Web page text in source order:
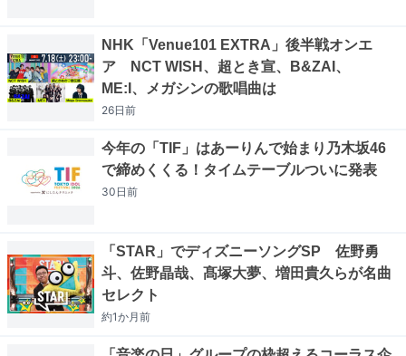
NHK「Venue101 EXTRA」後半戦オンエ
ア NCT WISH、超とき宣、B&ZAI、
ME:I、メガシンの歌唱曲は
26日前
今年の「TIF」はあーりんで始まり乃木坂46
で締めくくる！タイムテーブルついに発表
30日前
「STAR」でディズニーソングSP 佐野勇
斗、佐野晶哉、髙塚大夢、増田貴久らが名曲
セレクト
約1か月前